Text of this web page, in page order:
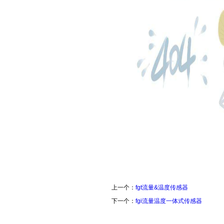
上一个： fgt流量&温度传感器
下一个： fgi流量温度一体式传感器